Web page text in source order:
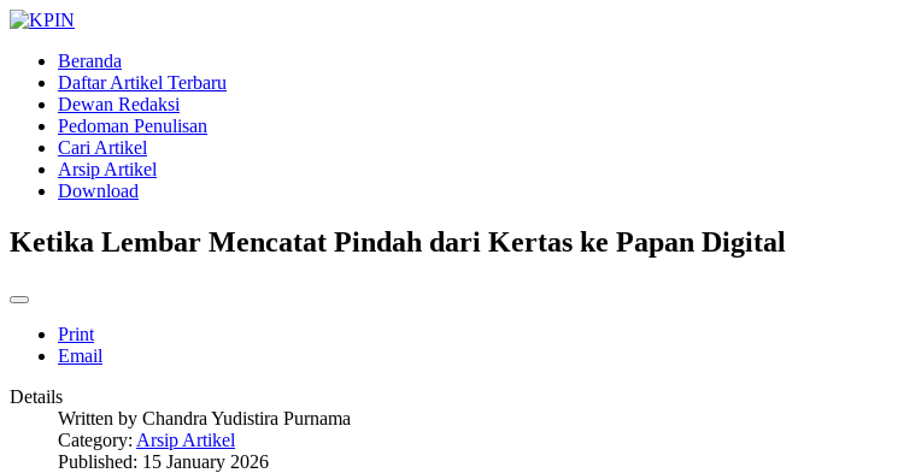
Beranda
Daftar Artikel Terbaru
Dewan Redaksi
Pedoman Penulisan
Cari Artikel
Arsip Artikel
Download
Ketika Lembar Mencatat Pindah dari Kertas ke Papan Digital
Print
Email
Details
Written by Chandra Yudistira Purnama
Category: Arsip Artikel
Published: 15 January 2026